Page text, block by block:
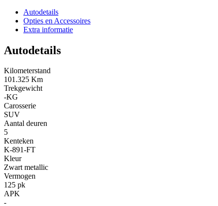
Autodetails
Opties en Accessoires
Extra informatie
Autodetails
Kilometerstand
101.325 Km
Trekgewicht
-KG
Carosserie
SUV
Aantal deuren
5
Kenteken
K-891-FT
Kleur
Zwart metallic
Vermogen
125 pk
APK
-